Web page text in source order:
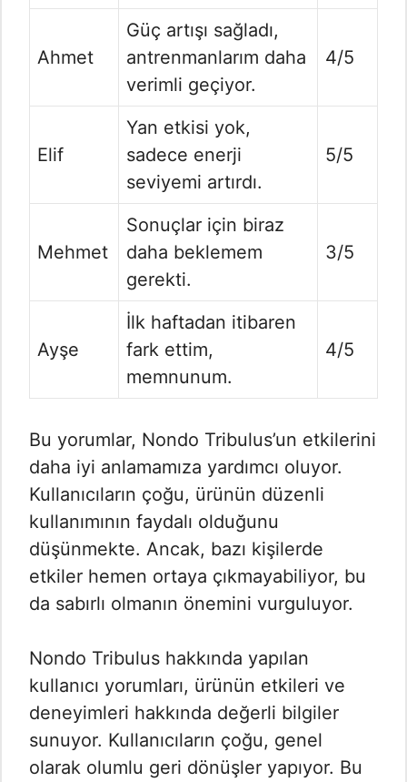
Ahmet
Güç artışı sağladı,
antrenmanlarım daha
verimli geçiyor.
4/5
Elif
Yan etkisi yok,
sadece enerji
seviyemi artırdı.
5/5
Mehmet
Sonuçlar için biraz
daha beklemem
gerekti.
3/5
Ayşe
İlk haftadan itibaren
fark ettim,
memnunum.
4/5
Bu yorumlar, Nondo Tribulus’un etkilerini
daha iyi anlamamıza yardımcı oluyor.
Kullanıcıların çoğu, ürünün düzenli
kullanımının faydalı olduğunu
düşünmekte. Ancak, bazı kişilerde
etkiler hemen ortaya çıkmayabiliyor, bu
da sabırlı olmanın önemini vurguluyor.
Nondo Tribulus hakkında yapılan
kullanıcı yorumları, ürünün etkileri ve
deneyimleri hakkında değerli bilgiler
sunuyor. Kullanıcıların çoğu, genel
olarak olumlu geri dönüşler yapıyor. Bu